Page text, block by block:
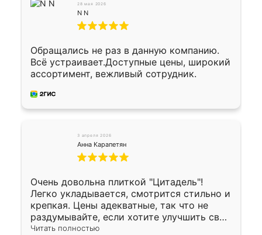
28 мая 2026
N N
Обращались не раз в данную компанию.
Всё устраивает.Доступные цены, широкий
ассортимент, вежливый сотрудник.
3 апреля 2026
Анна Карапетян
Очень довольна плиткой "Цитадель"!
Легко укладывается, смотрится стильно и
крепкая. Цены адекватные, так что не
раздумывайте, если хотите улучшить свой
двор!
Читать полностью